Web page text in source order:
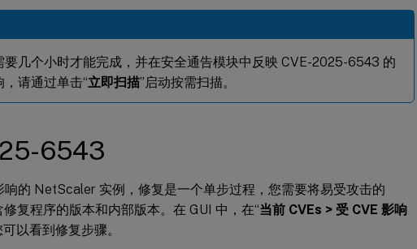
几个小时才能完成，并在安全通告模块中反映 CVE-2025-6543 的
请通过单击“立即扫描”启动按需扫描。
6543
的 NetScaler 实例，修复是一个单步过程，您需要将易受攻击的
复程序的版本和内部版本。在 GUI 中，在“当前 CVEs > 受 CVE 影响
以看到修复步骤。